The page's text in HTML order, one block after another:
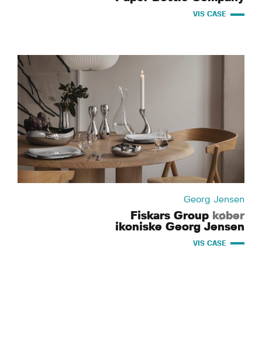
VIS CASE
Georg Jensen
Fiskars Group køber
ikoniske Georg Jensen
VIS CASE